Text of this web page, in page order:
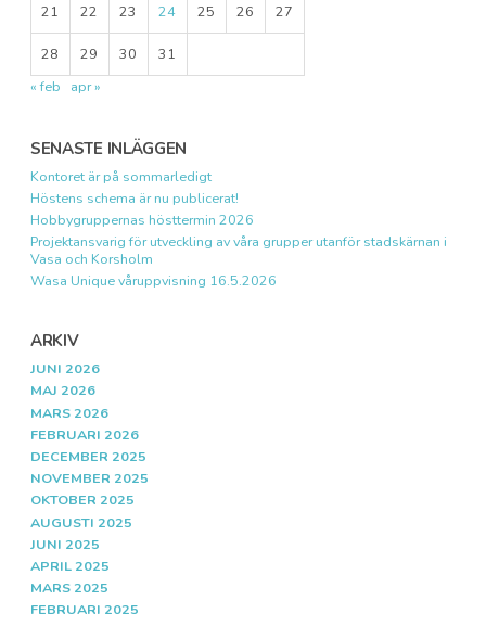
21 22 23 24 25 26 27
28 29 30
31
« feb
apr »
SENASTE INLÄGGEN
Kontoret är på sommarledigt
Höstens schema är nu publicerat!
Hobbygruppernas hösttermin 2026
Projektansvarig för utveckling av våra grupper utanför stadskärnan i
Vasa och Korsholm
Wasa Unique våruppvisning 16.5.2026
ARKIV
JUNI 2026
MAJ 2026
MARS 2026
FEBRUARI 2026
DECEMBER 2025
NOVEMBER 2025
OKTOBER 2025
AUGUSTI 2025
JUNI 2025
APRIL 2025
MARS 2025
FEBRUARI 2025